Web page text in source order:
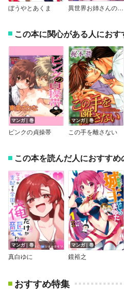
ぼうやとあくま 異世界お姉さんの危険な誘惑（通常版）
この本に関心がある人にお
マンガ｜巻
ピンクの貞操帯
マンガ｜巻
この手を離さない
この本を読んだ人におすすめ
マンガ｜巻
真白ゆに
マンガ｜巻
鏡裕之
おすすめ特集